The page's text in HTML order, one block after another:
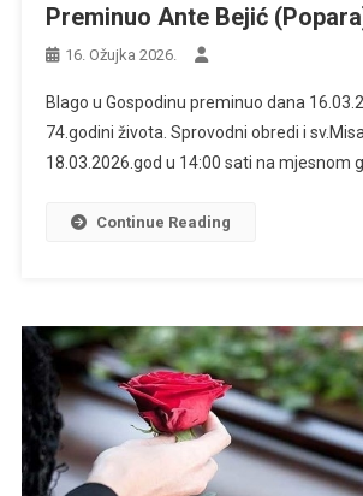
Preminuo Ante Bejić
16. Ožujka 2026.
Blago u Gospodinu preminuo dana
74.godini života. Sprovodni obredi i
18.03.2026.god u 14:00 sati na mjesnom
Continue Reading